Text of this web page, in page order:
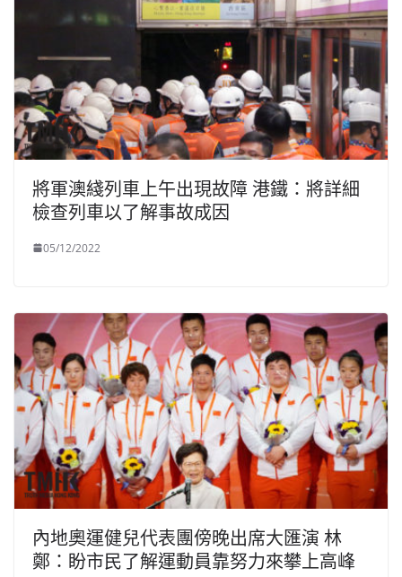
將軍澳綫列車上午出現故障 港鐵：將詳細
檢查列車以了解事故成因
05/12/2022
內地奧運健兒代表團傍晚出席大匯演 林
鄭：盼市民了解運動員靠努力來攀上高峰